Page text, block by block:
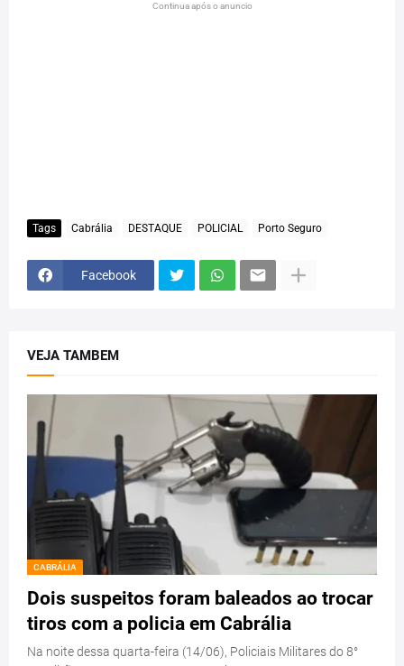
Continua após o anuncio
Tags Cabrália DESTAQUE POLICIAL Porto Seguro
Facebook
VEJA TAMBEM
CABRÁLIA
Dois suspeitos foram baleados ao trocar
tiros com a policia em Cabrália
Na noite dessa quarta-feira (14/06), Policiais Militares do 8°